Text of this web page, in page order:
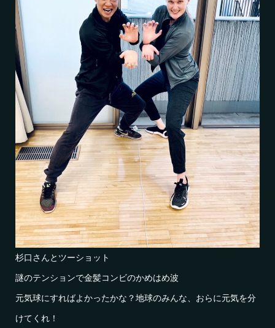
杉口さんとツーショット
謎のテンションで金髪コンビのかめはめ波
元気球にすればよかったかな？地球のみんな、おらに元気を分
けてくれ！